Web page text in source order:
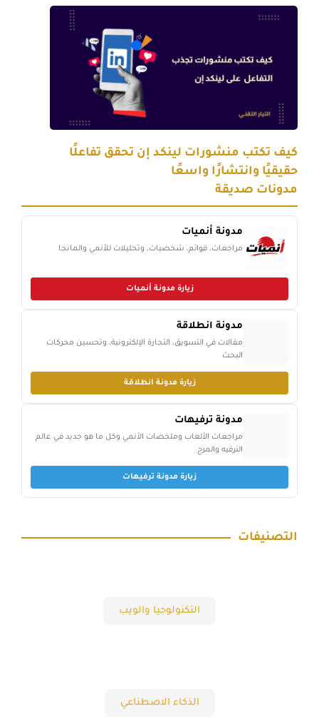
كيف تكتب منشورات لينكد إن تحقق تفاعلًا
حقيقيًا وانتشارًا واسعًا
مدونات صديقة
مدونة أنميات
مراجعات، قوائم، شخصيات، وتحليلات للأنمي والمانجا
زيارة مدونة أنميات
مدونة انطلاقة
مقالات في التسويق، التجارة الإلكترونية، وتحسين محركات
البحث
زيارة مدونة انطلاقة
مدونة ترفيهات
مراجعات الألعاب وملخصات الأنمي وكل ما هو جديد في عالم
الترفيه والمرح
زيارة مدونة ترفيهات
التصنيفات
التكنولوجيا والويب
الذكاء الاصطناعي